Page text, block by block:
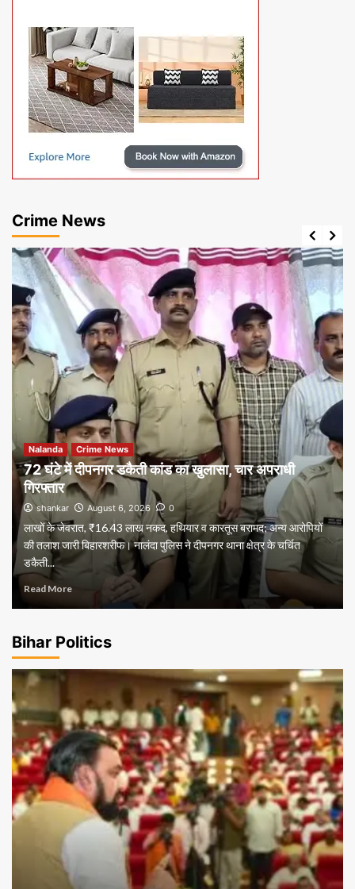
Crime News
Nalanda Crime News
72 घंटे में दीपनगर डकैती कांड का खुलासा, चार अपराधी
गिरफ्तार
shankar August 6, 2026 0
लाखों के जेवरात, ₹16.43 लाख नकद, हथियार व कारतूस बरामद; अन्य आरोपियों
की तलाश जारी बिहारशरीफ। नालंदा पुलिस ने दीपनगर थाना क्षेत्र के चर्चित
डकैती...
Read More
Bihar Politics